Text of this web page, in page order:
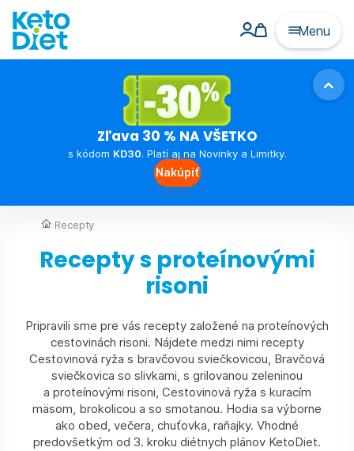
Menu
Zľava 30 % NA VŠETKO
s kódom KD30. Platí aj na Novinky a Limitky.
Nakúpiť
Recepty
Recepty s proteínovými
risoni
Pripravili sme pre vás recepty založené na proteínových
cestovinách risoni. Nájdete medzi nimi recepty
Cestovinová ryža s bravčovou sviečkovicou, Bravčová
sviečkovica so slivkami, s grilovanou zeleninou
a proteínovými risoni, Cestovinová ryža s kuracím
mäsom, brokolicou a so smotanou. Hodia sa výborne
ako obed, večera, chuťovka, raňajky. Vhodné
predovšetkým od 3. kroku diétnych plánov KetoDiet.